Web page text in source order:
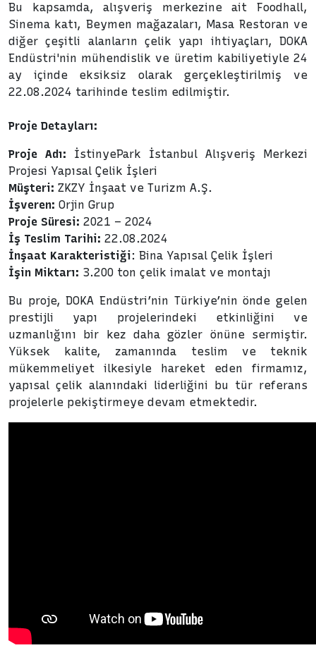
Bu kapsamda, alışveriş merkezine ait Foodhall,
Sinema katı, Beymen mağazaları, Masa Restoran ve
diğer çeşitli alanların çelik yapı ihtiyaçları, DOKA
Endüstri'nin mühendislik ve üretim kabiliyetiyle 24
ay içinde eksiksiz olarak gerçekleştirilmiş ve
22.08.2024 tarihinde teslim edilmiştir.
Proje Detayları:
Proje Adı: İstinyePark İstanbul Alışveriş Merkezi
Projesi Yapısal Çelik İşleri
Müşteri: ZKZY İnşaat ve Turizm A.Ş.
İşveren: Orjin Grup
Proje Süresi: 2021 – 2024
İş Teslim Tarihi: 22.08.2024
İnşaat Karakteristiği: Bina Yapısal Çelik İşleri
İşin Miktarı: 3.200 ton çelik imalat ve montajı
Bu proje, DOKA Endüstri’nin Türkiye’nin önde gelen
prestijli yapı projelerindeki etkinliğini ve
uzmanlığını bir kez daha gözler önüne sermiştir.
Yüksek kalite, zamanında teslim ve teknik
mükemmeliyet ilkesiyle hareket eden firmamız,
yapısal çelik alanındaki liderliğini bu tür referans
projelerle pekiştirmeye devam etmektedir.